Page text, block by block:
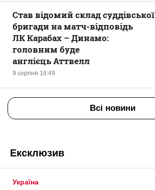
9 серпня 18:49
Став відомий склад суддівської
бригади на матч-відповідь
ЛК Карабах – Динамо:
головним буде
англієць Аттвелл
Всі новини
Ексклюзив
Україна